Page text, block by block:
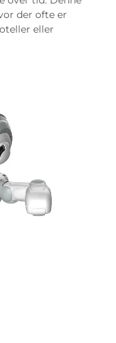
der ofte er
eller